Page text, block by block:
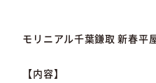
モリニアル千葉鎌取 新春平
【内容】